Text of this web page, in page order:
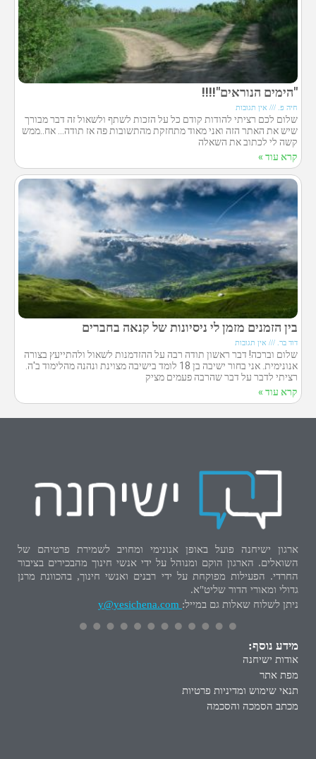
"הימים הנוראים"!!!!
חיה פ. אין תגובות
שלום לכם רציתי להודות קודם כל על הזכות לשתף ולשאול זה דבר מבורך
שיש את האתר הזה ואני מאוד מתחזקת מהתשובות פה אז תודה… אח..ממש
קשה לי לכתוב את השאלה
קרא עוד »
בין הזמנים מזמן לי ניסיונות של קנאה בחברים
דוד בר. אין תגובות
שלום וברכה! דבר ראשון תודה רבה על ההזדמנות לשאול ולהתייעץ בצורה
אנונימית. אני בחור ישיבה בן 18 לומד בישיבה מצוינת ונהנה מהלימוד ב'ה.
רציתי לדבר על דבר שהרבה פעמים מציק
קרא עוד »
ארגון ישיחנה פועל באופן אנונימי ומחויב לשמירת פרטיהם של
השואלים. הארגון הוקם ומנוהל על ידי אנשי חינוך מהבכירים בציבור
החרדי. הפעילות מפוקחת על ידי רבנים ואנשי חינוך, בהכוונת מרנן
גדולי ומאורי הדור שליט"א.
ניתן לשלוח שאלות גם במייל: y@yesichena.com
מידע נוסף:
אודות ישיחנה
מפת אתר
תנאי שימוש ומדיניות פרטיות
מכתב הסמכה והסכמה